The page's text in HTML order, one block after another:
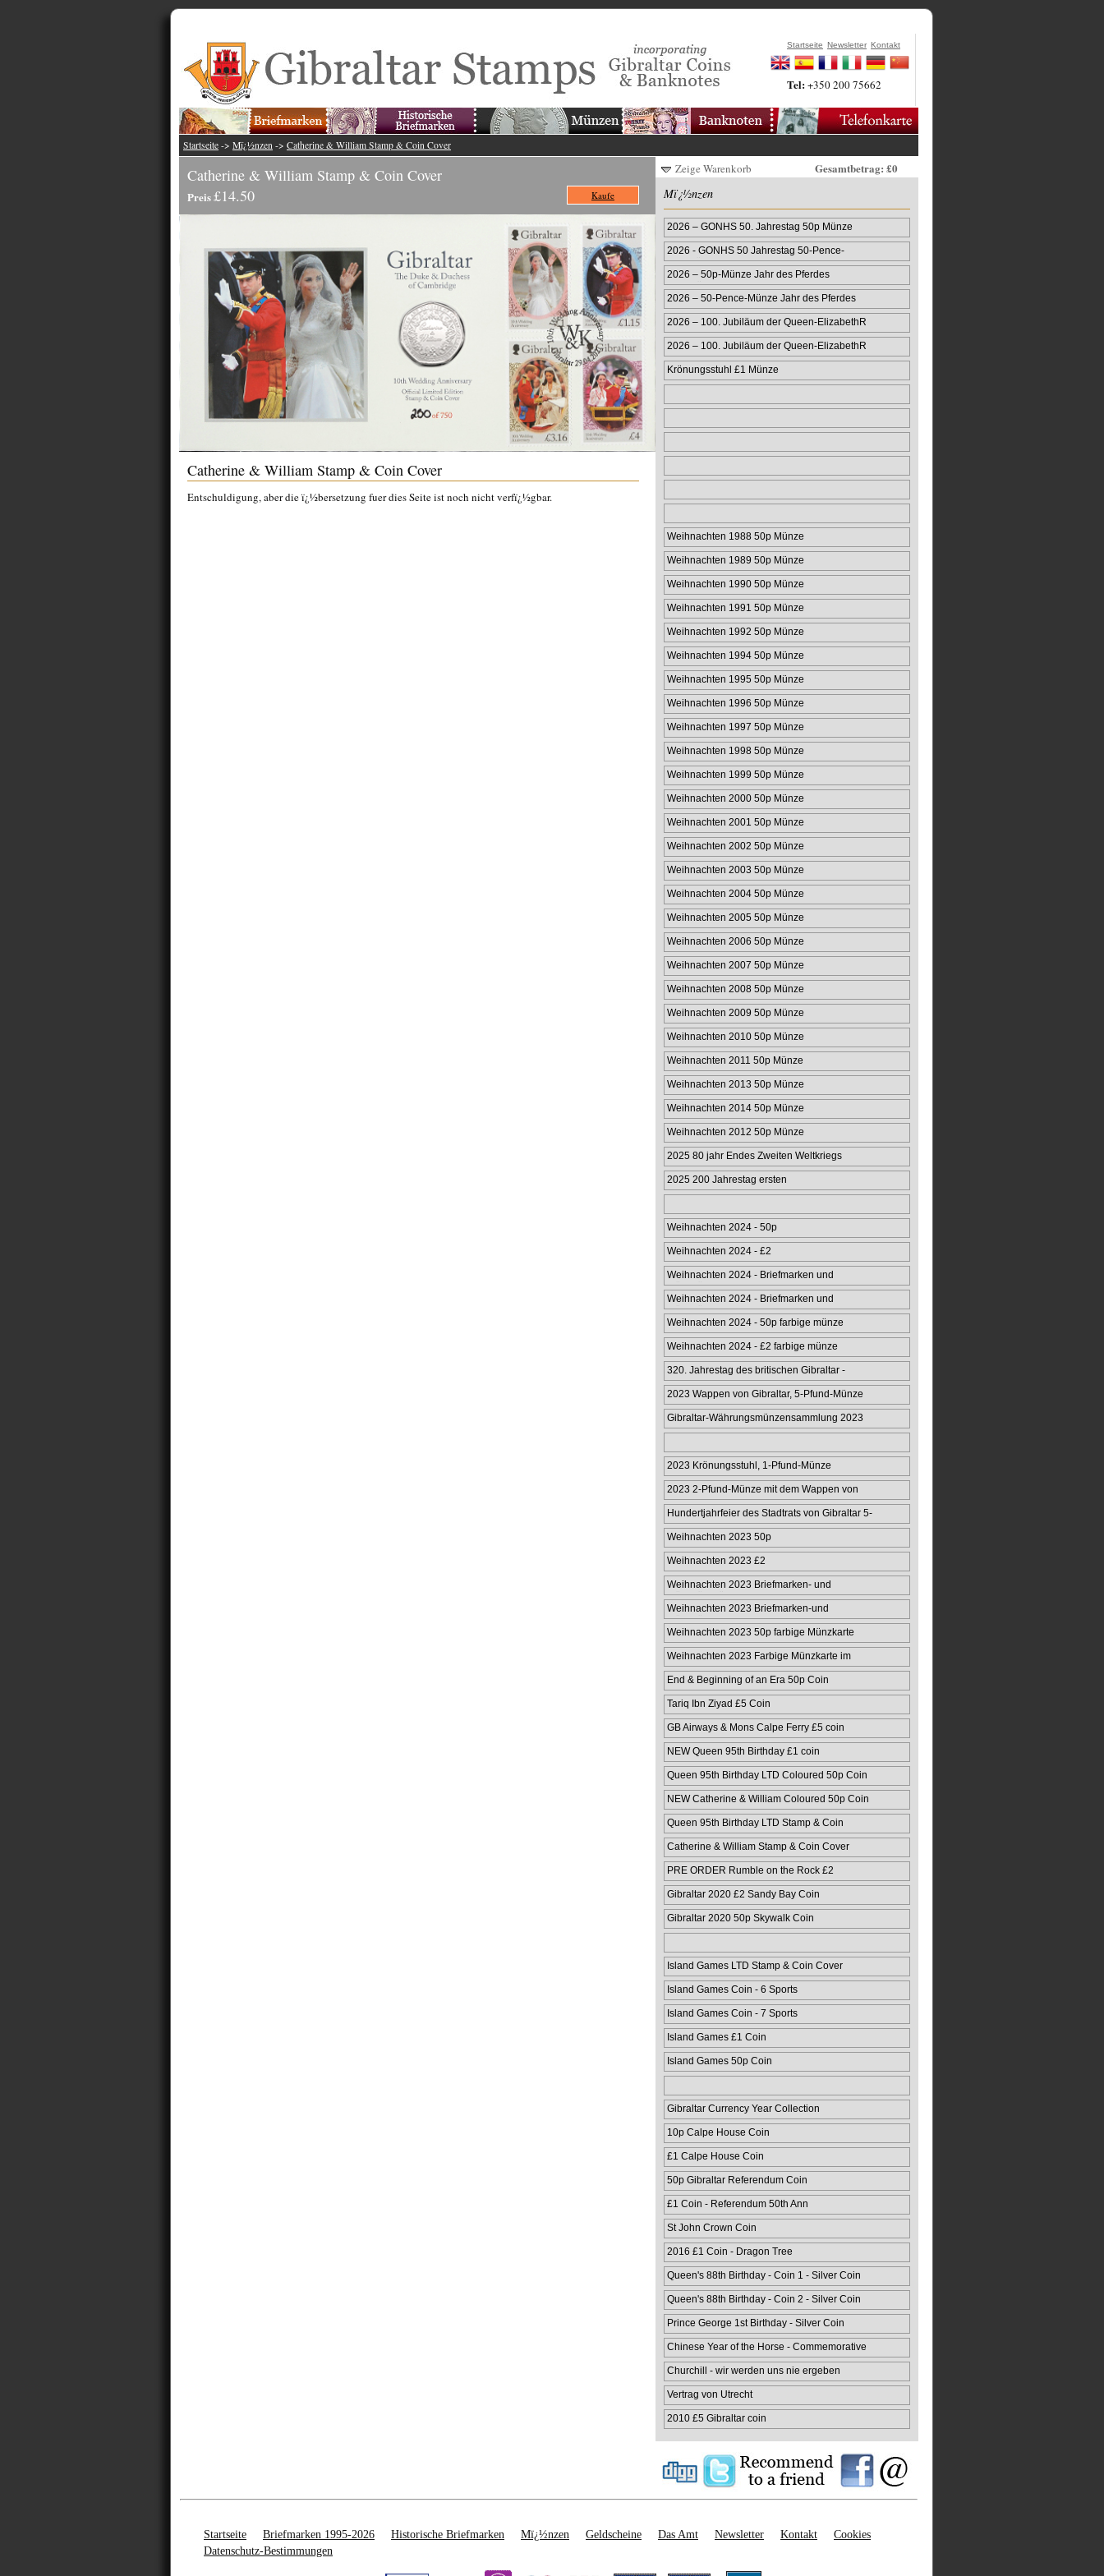
Startseite Newsletter Kontakt
Tel:+350 200 75662
Startseite -> Mï¿½nzen -> Catherine & William Stamp & Coin Cover
Catherine & William Stamp & Coin Cover
Preis£14.50 Kaufe
Catherine & William Stamp & Coin Cover
Entschuldigung, aber die ï¿½bersetzung fuer dies Seite ist noch nicht verfï¿½gbar.
Zeige Warenkorb
Gesamtbetrag: £0
Mï¿½nzen
2026 – GONHS 50. Jahrestag 50p Münze
2026 - GONHS 50 Jahrestag 50-Pence-
Farbmünze
2026 – 50p-Münze Jahr des Pferdes
Farbprägung
2026 – 50-Pence-Münze Jahr des Pferdes
2026 – 100. Jubiläum der Queen‑ElizabethR
2026 – 100. Jubiläum der Queen‑ElizabethR
Krönungsstuhl £1 Münze
Weihnachten 1988 50p Münze
Weihnachten 1989 50p Münze
Weihnachten 1990 50p Münze
Weihnachten 1991 50p Münze
Weihnachten 1992 50p Münze
Weihnachten 1994 50p Münze
Weihnachten 1995 50p Münze
Weihnachten 1996 50p Münze
Weihnachten 1997 50p Münze
Weihnachten 1998 50p Münze
Weihnachten 1999 50p Münze
Weihnachten 2000 50p Münze
Weihnachten 2001 50p Münze
Weihnachten 2002 50p Münze
Weihnachten 2003 50p Münze
Weihnachten 2004 50p Münze
Weihnachten 2005 50p Münze
Weihnachten 2006 50p Münze
Weihnachten 2007 50p Münze
Weihnachten 2008 50p Münze
Weihnachten 2009 50p Münze
Weihnachten 2010 50p Münze
Weihnachten 2011 50p Münze
Weihnachten 2013 50p Münze
Weihnachten 2014 50p Münze
Weihnachten 2012 50p Münze
2025 80 jahr Endes Zweiten Weltkriegs
2025 200 Jahrestag ersten
Passagierdampfzugs 50p
Weihnachten 2024 - 50p
Weihnachten 2024 - £2
Weihnachten 2024 - Briefmarken und
Münzhülle 50p
Weihnachten 2024 - Briefmarken und
Münzhülle £2
Weihnachten 2024 - 50p farbige münze
Weihnachten 2024 - £2 farbige münze
320. Jahrestag des britischen Gibraltar -
Limitier
2023 Wappen von Gibraltar, 5-Pfund-Münze
Gibraltar-Währungsmünzensammlung 2023
in limitiert
2023 Krönungsstuhl, 1-Pfund-Münze
2023 2-Pfund-Münze mit dem Wappen von
Gibraltar
Hundertjahrfeier des Stadtrats von Gibraltar 5-
Pfu
Weihnachten 2023 50p
Weihnachten 2023 £2
Weihnachten 2023 Briefmarken- und
Münzhülle für 50
Weihnachten 2023 Briefmarken-und
Münzhülle im Wert
Weihnachten 2023 50p farbige Münzkarte
Weihnachten 2023 Farbige Münzkarte im
Wert von 2 £
End & Beginning of an Era 50p Coin
Tariq Ibn Ziyad £5 Coin
GB Airways & Mons Calpe Ferry £5 coin
NEW Queen 95th Birthday £1 coin
Queen 95th Birthday LTD Coloured 50p Coin
NEW Catherine & William Coloured 50p Coin
Queen 95th Birthday LTD Stamp & Coin
Cover
Catherine & William Stamp & Coin Cover
PRE ORDER Rumble on the Rock £2
Coloured Coin Card
Gibraltar 2020 £2 Sandy Bay Coin
Gibraltar 2020 50p Skywalk Coin
Island Games LTD Stamp & Coin Cover
Island Games Coin - 6 Sports
Island Games Coin - 7 Sports
Island Games £1 Coin
Island Games 50p Coin
Gibraltar Currency Year Collection
10p Calpe House Coin
£1 Calpe House Coin
50p Gibraltar Referendum Coin
£1 Coin - Referendum 50th Ann
St John Crown Coin
2016 £1 Coin - Dragon Tree
Queen's 88th Birthday - Coin 1 - Silver Coin
Queen's 88th Birthday - Coin 2 - Silver Coin
Prince George 1st Birthday - Silver Coin
Chinese Year of the Horse - Commemorative
Churchill - wir werden uns nie ergeben
Vertrag von Utrecht
2010 £5 Gibraltar coin
Startseite Briefmarken 1995-2026 Historische Briefmarken Mï¿½nzen Geldscheine Das Amt Newsletter Kontakt
Cookies
Datenschutz-Bestimmungen